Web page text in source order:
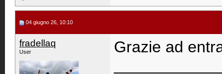
04 giugno 26, 10:10
fradellaq
User
Grazie ad